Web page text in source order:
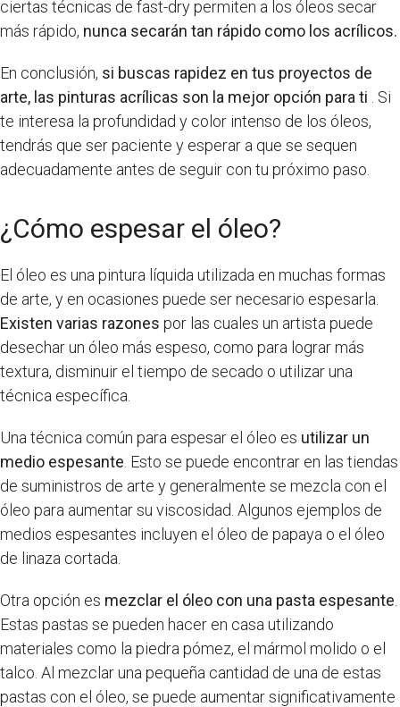
ciertas técnicas de fast-dry permiten a los óleos secar
más rápido, nunca secarán tan rápido como los acrílicos.
En conclusión, si buscas rapidez en tus proyectos de
arte, las pinturas acrílicas son la mejor opción para ti
. Si
te interesa la profundidad y color intenso de los óleos,
tendrás que ser paciente y esperar a que se sequen
adecuadamente antes de seguir con tu próximo paso.
¿Cómo espesar el óleo?
El óleo es una pintura líquida utilizada en muchas formas
de arte, y en ocasiones puede ser necesario espesarla.
Existen varias razones por las cuales un artista puede
desechar un óleo más espeso, como para lograr más
textura, disminuir el tiempo de secado o utilizar una
técnica específica.
Una técnica común para espesar el óleo es utilizar un
medio espesante . Esto se puede encontrar en las tiendas
de suministros de arte y generalmente se mezcla con el
óleo para aumentar su viscosidad. Algunos ejemplos de
medios espesantes incluyen el óleo de papaya o el óleo
de linaza cortada.
Otra opción es mezclar el óleo con una pasta espesante
Estas pastas se pueden hacer en casa utilizando
materiales como la piedra pómez, el mármol molido o el
talco. Al mezclar una pequeña cantidad de una de estas
pastas con el óleo, se puede aumentar significativamente